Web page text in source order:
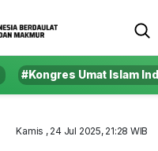
#Kongres Umat Islam
Kamis , 24 Jul 2025, 21:28 WIB